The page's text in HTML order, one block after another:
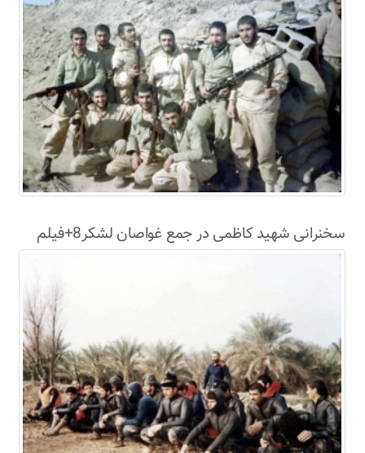
سخنرانی شهید کاظمی در جمع غواصان لشکر8+فیلم